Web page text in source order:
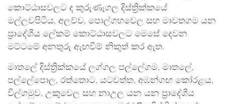
කොට්ඨාසවලට ද කුරුණෑගල දිස්ත්‍රික්කයේ
මල්ලවපිටිය, අලව්ව, පොල්ගහවෙල සහ මාවතගම යන
ප්‍රාදේශීය ලේකම් කොට්ඨාසවලට මෙසේ දෙවන
මට්ටමේ අනතුරු ඇඟවීම් නිකුත් කර ඇත.
මාතලේ දිස්ත්‍රික්කයේ ලග්ගල පල්ලේගම, මාතලේ,
පල්ලේපොල, රත්තොට, යටවත්ත, අඹන්ගඟ කෝරළය,
විල්ගමුව, උකුවෙල සහ නාඋල යන යන ප්‍රාදේශීය